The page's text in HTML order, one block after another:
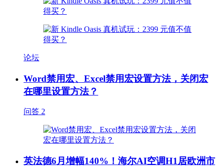
论坛
Word禁用宏、Excel禁用宏设置方法，关闭宏
在哪里设置方法？
问答 2
英法德6月增幅140%！海尔AI空调H1居欧洲市